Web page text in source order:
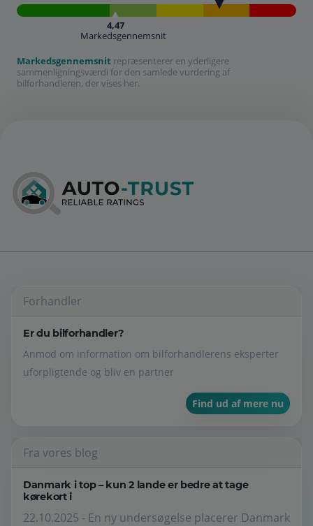
4,47
Markedsgennemsnit
Markedsgennemsnit repræsenterer en yderligere
sammenligningsværdi for den samlede vurdering af
bilforhandleren, der vises her.
Forhandler
Er du bilforhandler?
Anmod om information om bilforhandlerens eksperter
uforpligtende og bliv en partner
Find ud af mere nu
Fra vores blog
Danmark i top – kun 2 lande er bedre at tage
kørekort i
22.10.2025 - En ny undersøgelse placerer Danmark